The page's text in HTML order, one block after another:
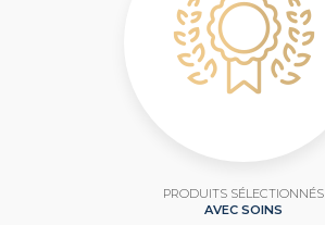
PRODUITS SÉLECTIONNÉS
AVEC SOINS